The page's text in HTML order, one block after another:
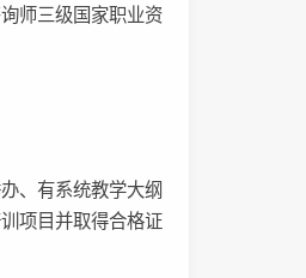
师三级国家职业资
、有系统教学大纲
项目并取得合格证